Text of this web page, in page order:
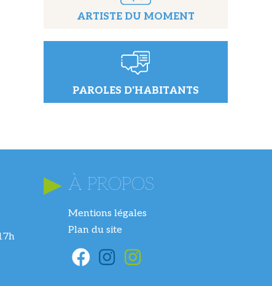
ARTISTE DU MOMENT
PAROLES D'HABITANTS
À PROPOS
Mentions légales
Plan du site